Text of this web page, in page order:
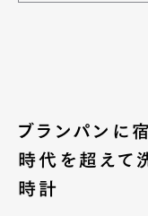
Pen
ブランパンに
時代を超えて
時計